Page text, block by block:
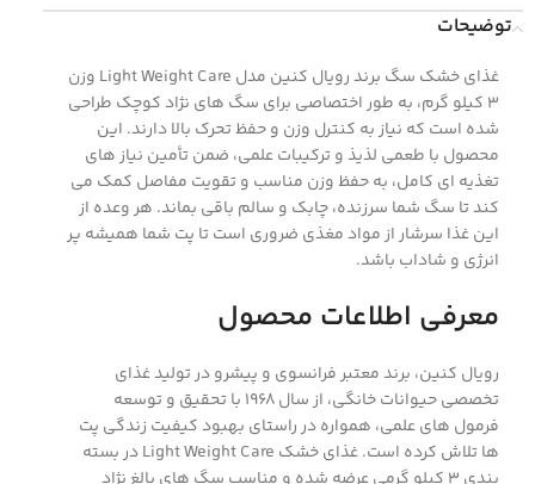
توضیحات
غذای خشک سگ برند رویال کنین مدل Light Weight Care وزن
۳ کیلو گرم، به طور اختصاصی برای سگ‌ های نژاد کوچک طراحی
شده است که نیاز به کنترل وزن و حفظ تحرک بالا دارند. این
محصول با طعمی لذیذ و ترکیبات علمی، ضمن تأمین نیاز های
تغذیه ‌ای کامل، به حفظ وزن مناسب و تقویت مفاصل کمک می‌
کند تا سگ شما سرزنده، چابک و سالم باقی بماند. هر وعده از
این غذا سرشار از مواد مغذی ضروری است تا پت شما همیشه پر
انرژی و شاداب باشد.
معرفی اطلاعات محصول
رویال کنین، برند معتبر فرانسوی و پیشرو در تولید غذای
تخصصی حیوانات خانگی، از سال ۱۹۶۸ با تحقیق و توسعه
فرمول‌ های علمی، همواره در راستای بهبود کیفیت زندگی پت
‌ها تلاش کرده است. غذای خشک Light Weight Care در بسته‌